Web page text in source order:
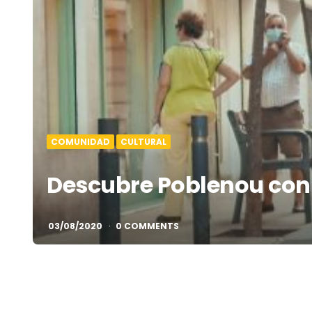
COMUNIDAD CULTURAL
Descubre Poblenou
03/08/2020 0 COMMENTS